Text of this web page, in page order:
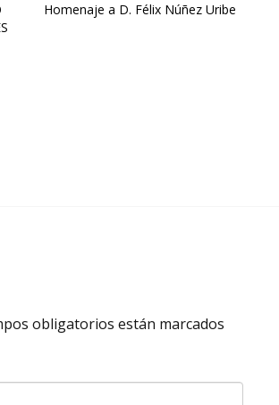
Homenaje a D. Félix Núñez Uribe
obligatorios están marcados